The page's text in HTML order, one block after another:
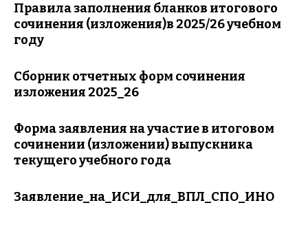
Правила заполнения бланков итогового
сочинения (изложения)в 2025/26 учебном
году
Сборник отчетных форм сочинения
изложения 2025_26
Форма заявления на участие в итоговом
сочинении (изложении) выпускника
текущего учебного года
Заявление_на_ИСИ_для_ВПЛ_СПО_ИНО